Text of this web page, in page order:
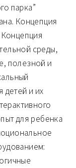
парка”
Концепция
среды,
полезной и
детей и их
для ребенка